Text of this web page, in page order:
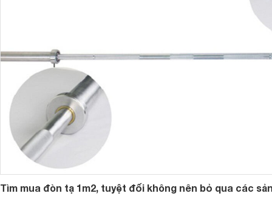
2. Đòn tạ có những loại nào?
Hiện đòn tạ được biết đến với một số loại sau:
- Đòn tạ ngang: Đây là một trong những loại đòn tạ thông
các phòng tập gym hay sử dụng tại nhà với những người
một số các bài tập về cơ bắp cho tay, vai và ngực để đạt
Loại đòn tạ ngang này thường được gia công khá kỹ
cứng cao nên rất chắc chắn và có độ bền cao khi sử dụng
- Đòn tạ chữ H: Loại đòn tạ này sẽ thích hợp dành cho
chọn sử dụng. Loại đòn tạ này cũng được sử dụng khá phổ
Tìm mua đòn tạ 1m2, tuyệt đối không nên bỏ qua các